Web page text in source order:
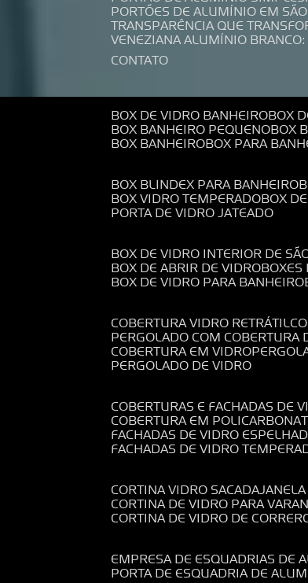
PORTÕES DE ALUMÍNIO EM
TRANSPARÊNCIA QUE
VENEZIANA ALUMÍNIO
CONTATO
BOX DE VIDRO BANHEIRO BOX
BOX BANHEIRO PEQUENO
BOX BANHEIRO BOX PARA
BOX BLINDEX PARA BANHEIRO
BOX VIDRO TEMPERADO BOX
PORTA DE VIDRO JATEADO
BOX DE VIDRO INTERIOR DE
BOX DE ABRIR DE VIDRO
BOX DE VIDRO PARA BANHEIRO
COBERTURA VIDRO RETRÁTIL
PERGOLADO COM COBERTURA
COBERTURA EM VIDRO
PERGOLADO DE VIDRO
COBERTURAS E FACHADAS
COBERTURA EM
FACHADAS DE VIDRO
FACHADAS DE VIDRO
CORTINA VIDRO SACADA
CORTINA DE VIDRO PARA
CORTINA DE VIDRO DE CORRER
EMPRESA DE ESQUADRIAS DE
PORTA DE ESQUADRIA DE